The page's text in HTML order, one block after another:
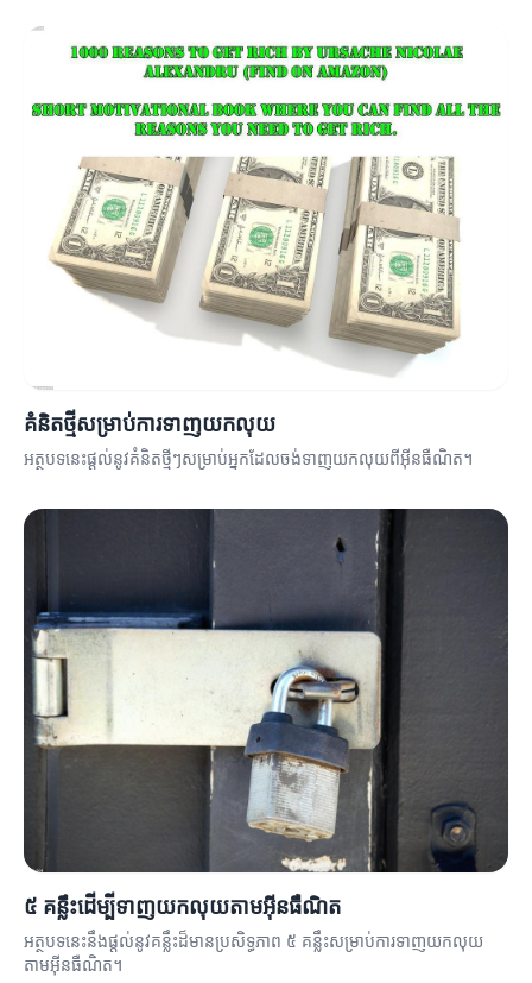
គំនិតថ្មីសម្រាប់ការទាញយកលុយ
អត្ថបទនេះផ្តល់នូវគំនិតថ្មីៗសម្រាប់អ្នកដែលចង់ទាញយកលុយពីអ៊ីនធឺណិត។
៥ គន្លឹះដើម្បីទាញយកលុយតាមអ៊ីនធឺណិត
អត្ថបទនេះនឹងផ្តល់នូវគន្លឹះដ៏មានប្រសិទ្ធភាព ៥ គន្លឹះសម្រាប់ការទាញយកលុយ
តាមអ៊ីនធឺណិត។